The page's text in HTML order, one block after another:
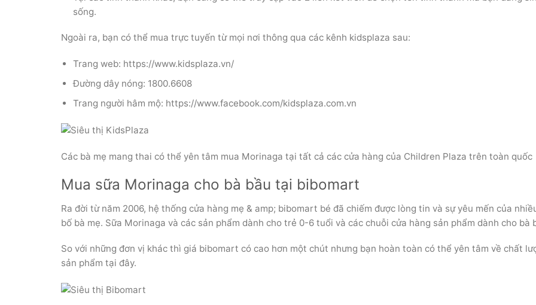
sống.
Ngoài ra, bạn có thể mua trực tuyến từ mọi nơi thông qua các kênh kidsplaza sau:
Trang web: https://www.kidsplaza.vn/
Đường dây nóng: 1800.6608
Trang người hâm mộ: https://www.facebook.com/kidsplaza.com.vn
Các bà mẹ mang thai có thể yên tâm mua Morinaga tại tất cả các cửa hàng của Children Plaza trên toàn quốc
Mua sữa Morinaga cho bà bầu tại bibomart
Ra đời từ năm 2006, hệ thống cửa hàng mẹ & amp; bibomart bé đã chiếm được lòng tin và sự yêu mến của
bố bà mẹ. Sữa Morinaga và các sản phẩm dành cho trẻ 0-6 tuổi và các chuỗi cửa hàng sản phẩm dành cho bà
So với những đơn vị khác thì giá bibomart có cao hơn một chút nhưng bạn hoàn toàn có thể yên tâm về chất
sản phẩm tại đây.